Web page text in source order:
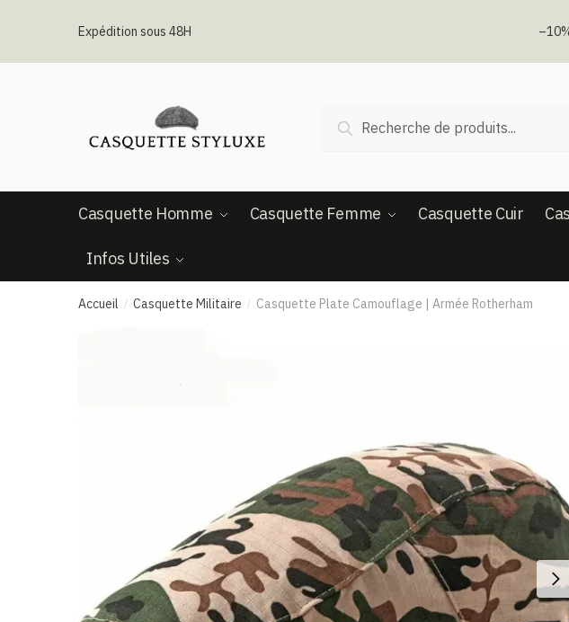
Expédition sous 48H
pour :
Recherche
Casquette Homme Casquette Femme Casquette Cuir
Infos Utiles
Accueil / Casquette Militaire / Casquette Plate Camouflage | Armée Rotherham